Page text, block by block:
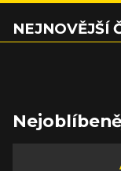
NEJNOVĚJŠÍ